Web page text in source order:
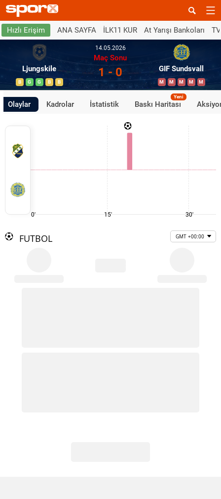
Hızlı Erişim ANA SAYFA İLK11 KUR At Yarışı Bankoları
Ljungskile
B G G B B
14.05.2026
Maç Sonu
1 - 0 GIF Sundsvall
M M M M M
Olaylar Kadrolar İstatistik Baskı Haritası
Yeni
0' 15' 30'
FUTBOL GMT +00:00